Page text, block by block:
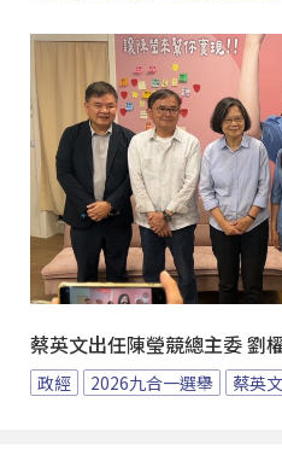
蔡英文出任陳瑩競總主委 劉
政經 2026九合一選舉 蔡英文